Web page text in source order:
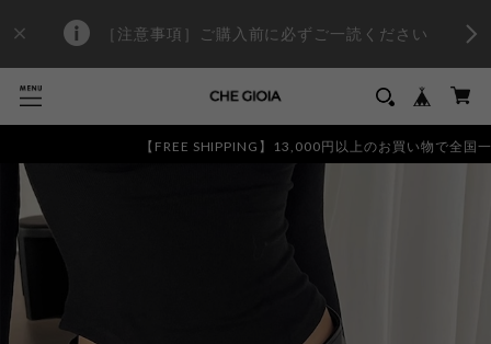
［注意事項］ご購入前に必ずご一読ください
【FREE SHIPPING】13,000円以上のお買い物で全国一律